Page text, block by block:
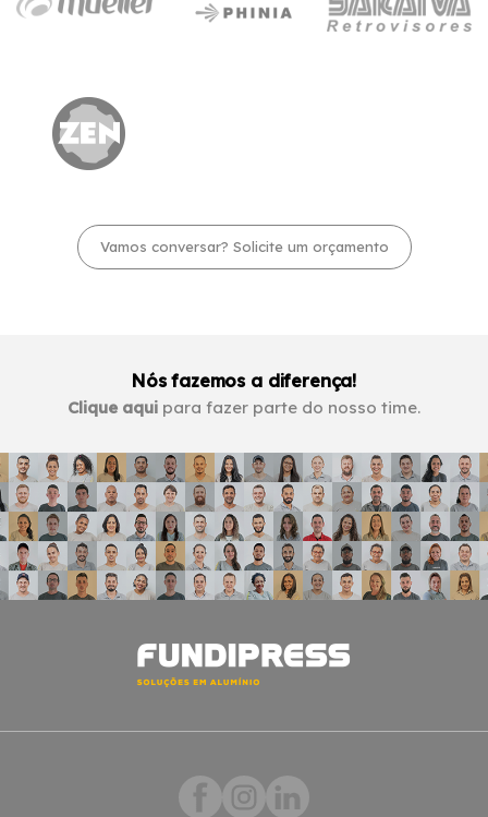
Vamos conversar? Solicite um orçamento
Nós fazemos a diferença!
Clique aqui para fazer parte do nosso time.